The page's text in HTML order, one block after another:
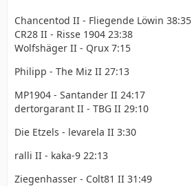
Chancentod II - Fliegende Löwin 38:35
CR28 II - Risse 1904 23:38
Wolfshäger II - Qrux 7:15
Philipp - The Miz II 27:13
MP1904 - Santander II 24:17
dertorgarant II - TBG II 29:10
Die Etzels - levarela II 3:30
ralli II - kaka-9 22:13
Ziegenhasser - Colt81 II 31:49